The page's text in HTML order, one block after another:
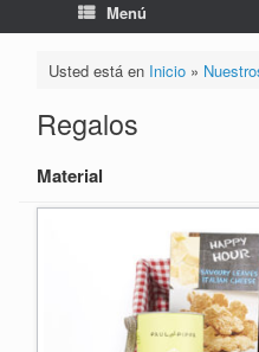
Menú
Usted está en Inicio »
Regalos
Material